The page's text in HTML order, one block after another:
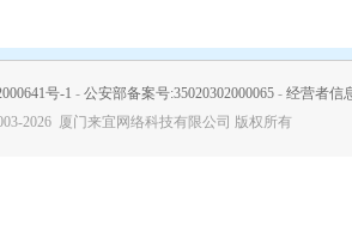
号-1 - 公安部备案号:35020302000065 - 经营者信
2026 厦门来宜网络科技有限公司 版权所有